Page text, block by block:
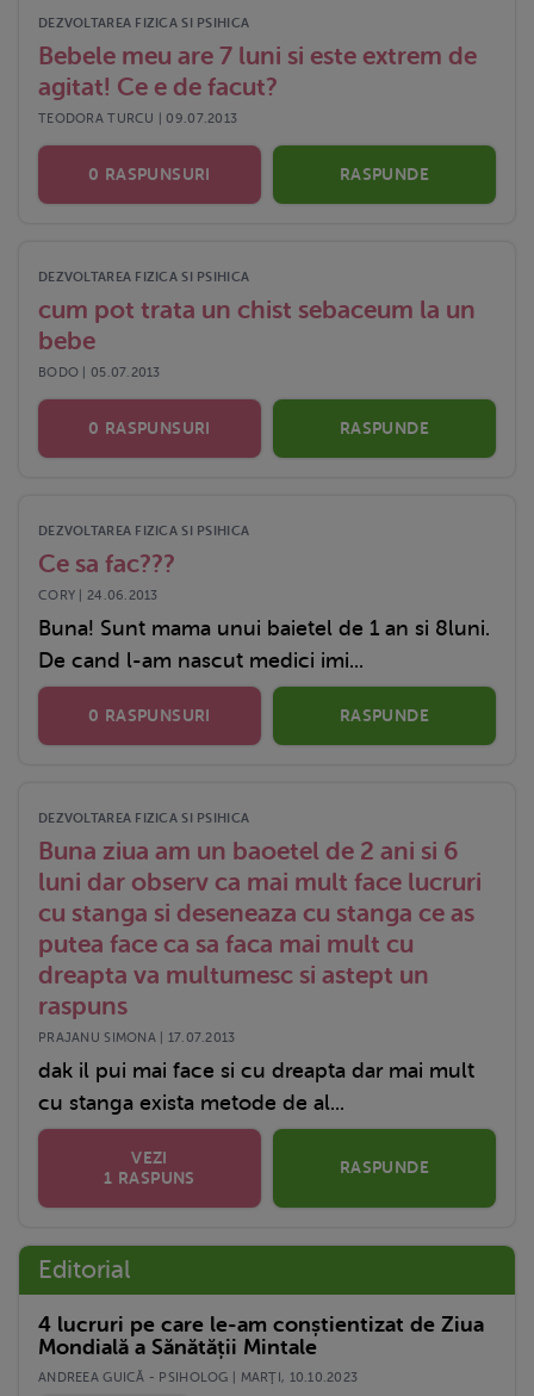
DEZVOLTAREA FIZICA SI PSIHICA
Bebele meu are 7 luni si este extrem de
agitat! Ce e de facut?
TEODORA TURCU | 09.07.2013
0 RASPUNSURI RASPUNDE
DEZVOLTAREA FIZICA SI PSIHICA
cum pot trata un chist sebaceum la un
bebe
BODO | 05.07.2013
0 RASPUNSURI RASPUNDE
DEZVOLTAREA FIZICA SI PSIHICA
Ce sa fac???
CORY | 24.06.2013
Buna! Sunt mama unui baietel de 1 an si 8luni.
De cand l-am nascut medici imi...
0 RASPUNSURI RASPUNDE
DEZVOLTAREA FIZICA SI PSIHICA
Buna ziua am un baoetel de 2 ani si 6
luni dar observ ca mai mult face lucruri
cu stanga si deseneaza cu stanga ce as
putea face ca sa faca mai mult cu
dreapta va multumesc si astept un
raspuns
PRAJANU SIMONA | 17.07.2013
dak il pui mai face si cu dreapta dar mai mult
cu stanga exista metode de al...
VEZI
1 RASPUNS
RASPUNDE
Editorial
4 lucruri pe care le-am conștientizat de Ziua
Mondială a Sănătății Mintale
ANDREEA GUICĂ - PSIHOLOG | MARŢI, 10.10.2023